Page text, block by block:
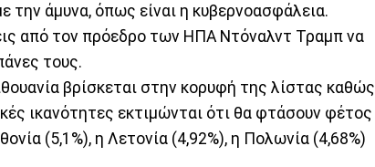
την άμυνα, όπως είναι η κυβερνοασφάλεια.
από τον πρόεδρο των ΗΠΑ Ντόναλντ Τραμπ να
τους.
βρίσκεται στην κορυφή της λίστας καθώς
ικανότητες εκτιμώνται ότι θα φτάσουν φέτος
(5,1%), η Λετονία (4,92%), η Πολωνία (4,68%)